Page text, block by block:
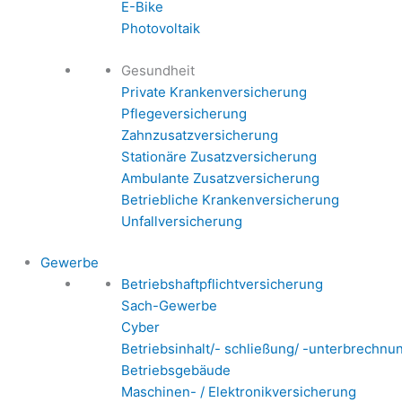
E-Bike
Photovoltaik
Gesundheit
Private Krankenversicherung
Pflegeversicherung
Zahnzusatzversicherung
Stationäre Zusatzversicherung
Ambulante Zusatzversicherung
Betriebliche Krankenversicherung
Unfallversicherung
Gewerbe
Betriebshaftpflichtversicherung
Sach-Gewerbe
Cyber
Betriebsinhalt/- schließung/ -
Betriebsgebäude
Maschinen- / Elektronikversicherung